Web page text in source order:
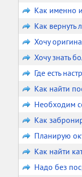
Как именно
Как
Хочу
Хочу знать
Где есть
Как найти
Необходим
Как
Планирую
Как найти
Надо без